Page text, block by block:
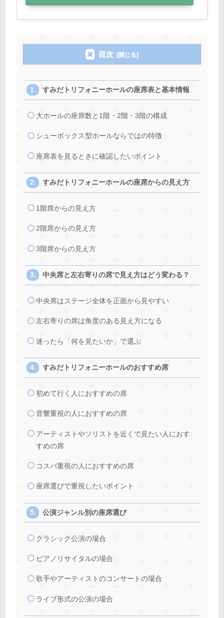
目次
すみだトリフォニーホールの座席表と基本情報
大ホールの座席数と1階・2階・3階の構成
シューボックス型ホールならではの特徴
座席表を見るときに確認したいポイント
すみだトリフォニーホールの座席からの見え方
1階席からの見え方
2階席からの見え方
3階席からの見え方
中央席と左右寄りの席で見え方はどう変わる？
中央席はステージ全体を正面から見やすい
左右寄りの席は角度のある見え方になる
迷ったら「何を見たいか」で選ぶ
すみだトリフォニーホールのおすすめ席
初めて行く人におすすめの席
音響重視の人におすすめの席
アーティストやソリストを近くで見たい人におす
すめの席
コスパ重視の人におすすめの席
座席選びで重視したいポイント
公演ジャンル別の座席選び
クラシック公演の場合
ピアノリサイタルの場合
歌手やアーティストのコンサートの場合
ライブ形式の公演の場合